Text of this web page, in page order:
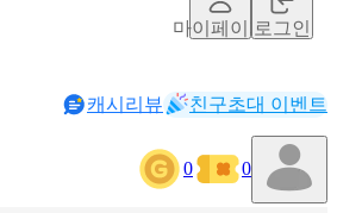
마이페이지로그인
캐시리뷰 친구초대 이벤트
0 0